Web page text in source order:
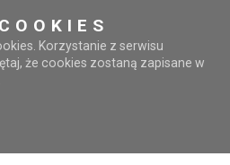
Korzystanie z serwisu
że cookies zostaną zapisane w